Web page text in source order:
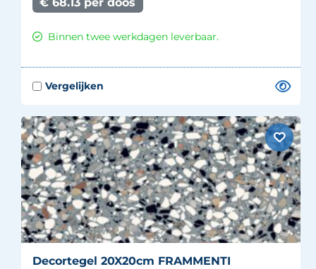
Binnen twee werkdagen leverbaar.
Decortegel 20X20cm FRAMMENTI